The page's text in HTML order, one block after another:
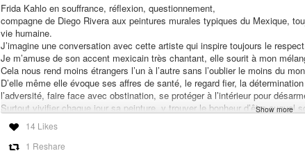
Frida Kahlo en souffrance, réflexion, questionnement,
compagne de Diego Rivera aux peintures murales typiques du Mexique,
vie humaine.
J’imagine une conversation avec cette artiste qui inspire toujours le
Je m’amuse de son accent mexicain très chantant, elle sourit à mon
Cela nous rend moins étrangers l’un à l’autre sans l’oublier le moins du
D’elle même elle évoque ses affres de santé, le regard fier, la
l’adversité, faire face avec obstination, se protéger à l’intérieur pour
Surtout vivifier chaque jour sa peinture, y trouver le bonheur d’être auquel
Une sculpture et des commentaires s’attachent à un moment de fragilité,
s’accorder un moment de répit.
Elle me parle plutôt de l’émerveillement des belles rencontres au cours de
Show more
14 Likes
1 Reshare